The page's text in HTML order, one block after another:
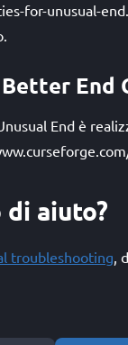
for-unusual-
End
End è
di aiuto?
troubleshooting,